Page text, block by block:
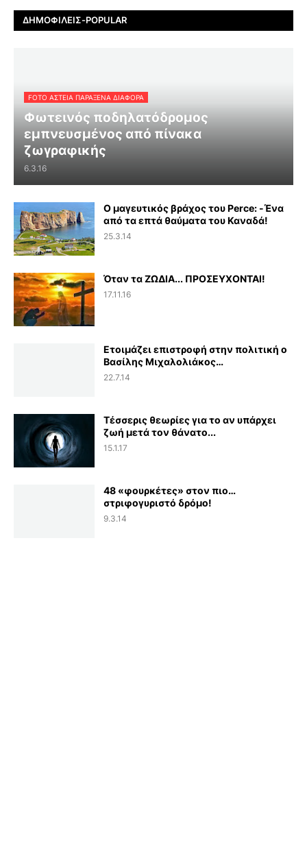
ΔΗΜΟΦΙΛΕΊΣ-POPULAR
FOTO ΑΣΤΕΙΑ ΠΑΡΑΞΕΝΑ ΔΙΑΦΟΡΑ
Φωτεινός ποδηλατόδρομος
εμπνευσμένος από πίνακα
ζωγραφικής
6.3.16
Ο μαγευτικός βράχος του Perce: -Ένα
από τα επτά θαύματα του Καναδά!
25.3.14
Όταν τα ΖΩΔΙΑ... ΠΡΟΣΕΥΧΟΝΤΑΙ!
17.11.16
Ετοιμάζει επιστροφή στην πολιτική ο
Βασίλης Μιχαλολιάκος…
22.7.14
Τέσσερις θεωρίες για το αν υπάρχει
ζωή μετά τον θάνατο...
15.1.17
48 «φουρκέτες» στον πιο…
στριφογυριστό δρόμο!
9.3.14